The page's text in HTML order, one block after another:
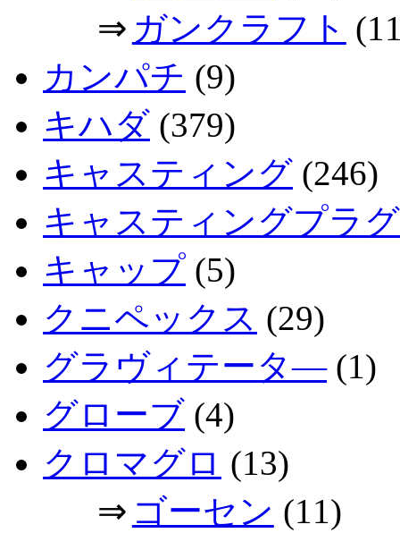
⇒ ガンクラフト
カンパチ (9)
キハダ (379)
キャスティング (246)
キャスティングプラ
キャップ (5)
クニペックス (29)
グラヴィテータ―(1)
グローブ (4)
クロマグロ (13)
⇒ ゴーセン (11)